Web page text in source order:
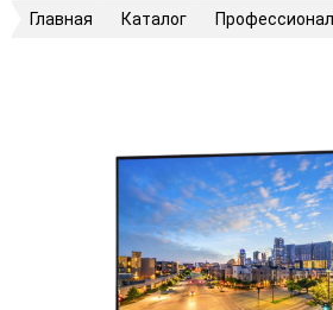
Главная Каталог